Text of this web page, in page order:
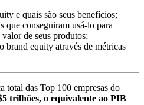
e quais são seus benefícios;
que conseguiram usá-lo para
de seus produtos;
brand equity através de métricas
total das Top 100 empresas do
trilhões, o equivalente ao PIB